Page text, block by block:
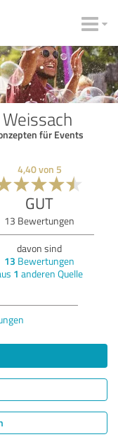
für Events
4,40von 5
GUT
13 Bewertungen
davon sind
13 Bewertungen
1 anderen Quelle